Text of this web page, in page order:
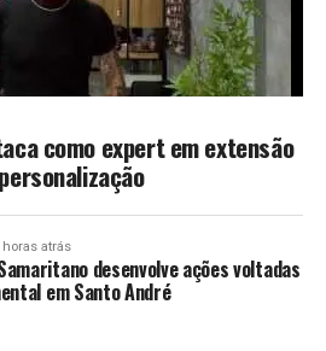
como expert em extensão
horas atrás
desenvolve ações voltadas
em Santo André